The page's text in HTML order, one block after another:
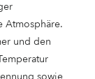
Atmosphäre.
und den